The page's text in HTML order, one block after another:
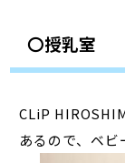
〇授乳室
CLiP
あるので、ベ